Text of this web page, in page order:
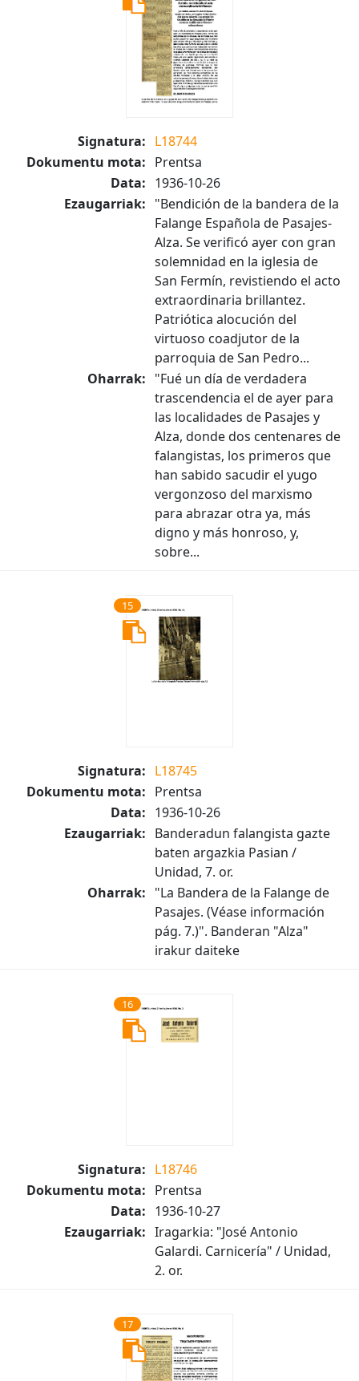
Signatura: L18744
Dokumentu mota: Prentsa
Data: 1936-10-26
Ezaugarriak: "Bendición de la bandera de la
Falange Española de Pasajes-
Alza. Se verificó ayer con gran
solemnidad en la iglesia de
San Fermín, revistiendo el acto
extraordinaria brillantez.
Patriótica alocución del
virtuoso coadjutor de la
parroquia de San Pedro...
Oharrak: "Fué un día de verdadera
trascendencia el de ayer para
las localidades de Pasajes y
Alza, donde dos centenares de
falangistas, los primeros que
han sabido sacudir el yugo
vergonzoso del marxismo
para abrazar otra ya, más
digno y más honroso, y,
sobre...
15
Signatura: L18745
Dokumentu mota: Prentsa
Data: 1936-10-26
Ezaugarriak: Banderadun falangista gazte
baten argazkia Pasian /
Unidad, 7. or.
Oharrak: "La Bandera de la Falange de
Pasajes. (Véase información
pág. 7.)". Banderan "Alza"
irakur daiteke
16
Signatura: L18746
Dokumentu mota: Prentsa
Data: 1936-10-27
Ezaugarriak: Iragarkia: "José Antonio
Galardi. Carnicería" / Unidad,
2. or.
17